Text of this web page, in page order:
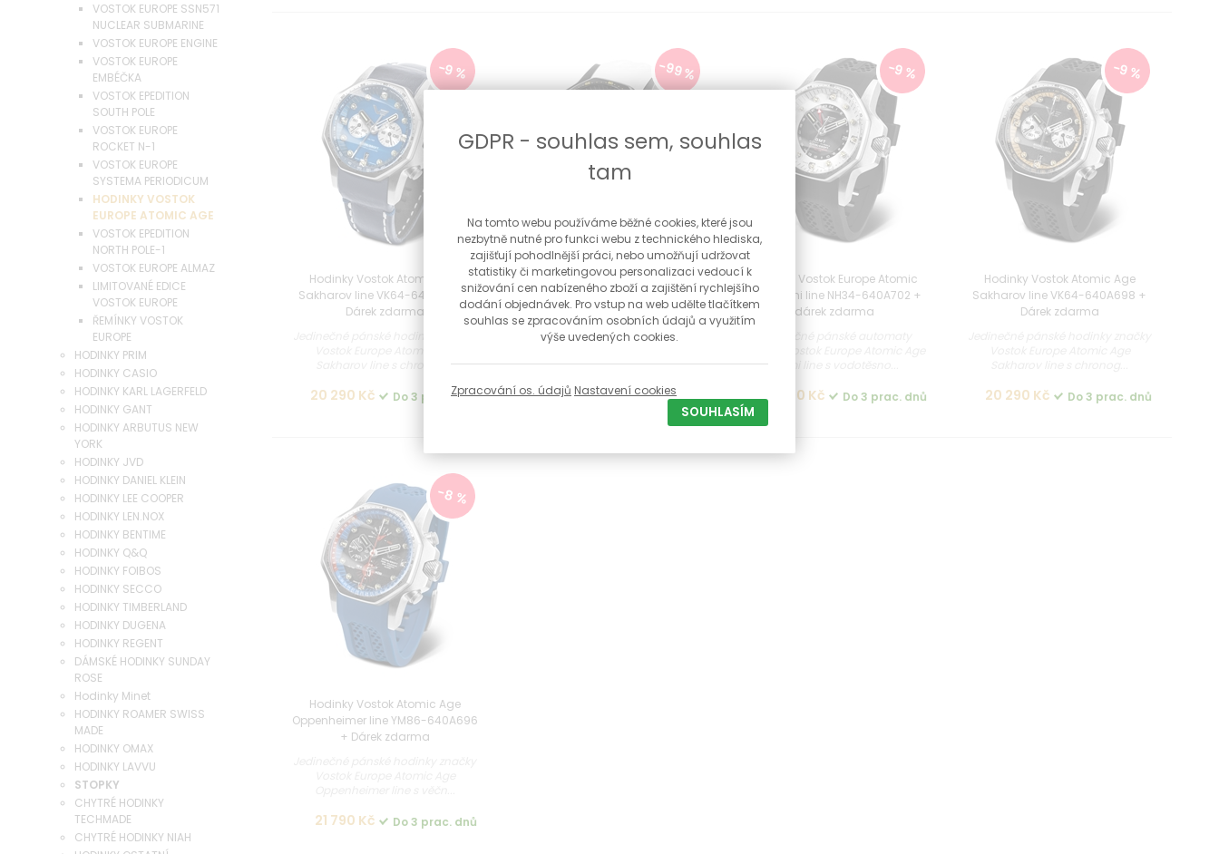
VOSTOK EUROPE SSN571
NUCLEAR SUBMARINE
VOSTOK EUROPE ENGINE
VOSTOK EUROPE
EMBÉČKA
VOSTOK EPEDITION
SOUTH POLE
VOSTOK EUROPE
ROCKET N-1
VOSTOK EUROPE
SYSTEMA PERIODICUM
HODINKY VOSTOK
EUROPE ATOMIC AGE
VOSTOK EPEDITION
NORTH POLE-1
VOSTOK EUROPE ALMAZ
LIMITOVANÉ EDICE
VOSTOK EUROPE
ŘEMÍNKY VOSTOK
EUROPE
HODINKY PRIM
HODINKY CASIO
HODINKY KARL LAGERFELD
HODINKY GANT
HODINKY ARBUTUS NEW
YORK
HODINKY JVD
HODINKY DANIEL KLEIN
HODINKY LEE COOPER
HODINKY LEN.NOX
HODINKY BENTIME
HODINKY Q&Q
HODINKY FOIBOS
HODINKY SECCO
HODINKY TIMBERLAND
HODINKY DUGENA
HODINKY REGENT
DÁMSKÉ HODINKY SUNDAY
ROSE
Hodinky Minet
HODINKY ROAMER SWISS
MADE
HODINKY OMAX
HODINKY LAVVU
STOPKY
CHYTRÉ HODINKY
TECHMADE
CHYTRÉ HODINKY NIAH
-9 %
Hodinky Vostok Atomic Age
Sakharov line VK64-640A700 +
Dárek zdarma
Sakharov line s chronog...
20 290 Kč Do 3 prac. dnů
-99 %
Hodinky Vostok Europe Atomic
Age Fermi line NH34-640C703 +
dárek zdarma
Jedinečné pánské automaty
Fermi line s vodotěsno...
22 890 Kč Do 3 prac. dnů
-9 %
Hodinky Vostok Europe Atomic
Age Fermi line NH34-640A702 +
dárek zdarma
21 690 Kč Do 3 prac. dnů
-9 %
Hodinky Vostok Atomic Age
Sakharov line VK64-640A698 +
Dárek zdarma
20 290 Kč Do 3 prac. dnů
-8 %
Hodinky Vostok Atomic Age
Oppenheimer line YM86-640A696
+ Dárek zdarma
21 790 Kč Do 3 prac. dnů
GDPR - souhlas sem, souhlas
tam
Na tomto webu používáme běžné cookies, které jsou
nezbytně nutné pro funkci webu z technického hlediska,
zajišťují pohodlnější práci, nebo umožňují udržovat
statistiky či marketingovou personalizaci vedoucí k
snižování cen nabízeného zboží a zajištění rychlejšího
dodání objednávek. Pro vstup na web udělte tlačítkem
souhlas se zpracováním osobních údajů a využitím
výše uvedených cookies.
Zpracování os. údajů Nastavení cookies
SOUHLASÍM